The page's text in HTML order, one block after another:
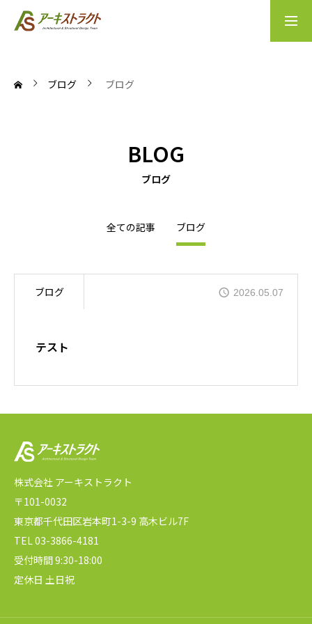
News
ブログ ブログ
BLOG
ブログ
全ての記事 ブログ
ブログ 2026.05.07
テスト
株式会社 アーキストラクト
〒101-0032
東京都千代田区岩本町1-3-9 高木ビル7F
TEL 03-3866-4181
受付時間 9:30-18:00
定休日 土日祝